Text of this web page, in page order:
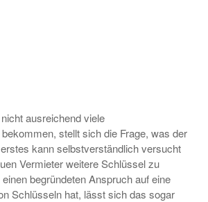
ausreichend viele
stellt sich die Frage, was der
kann selbstverständlich versucht
Vermieter weitere Schlüssel zu
begründeten Anspruch auf eine
Schlüsseln hat, lässt sich das sogar